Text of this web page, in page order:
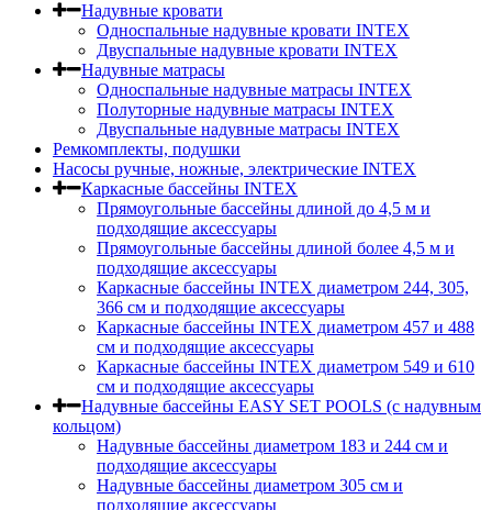
Надувные кровати
Односпальные надувные кровати INTEX
Двуспальные надувные кровати INTEX
Надувные матрасы
Односпальные надувные матрасы INTEX
Полуторные надувные матрасы INTEX
Двуспальные надувные матрасы INTEX
Ремкомплекты, подушки
Насосы ручные, ножные, электрические INTEX
Каркасные бассейны INTEX
Прямоугольные бассейны длиной до 4,5 м и
подходящие аксессуары
Прямоугольные бассейны длиной более 4,5 м и
подходящие аксессуары
Каркасные бассейны INTEX диаметром 244, 305,
366 см и подходящие аксессуары
Каркасные бассейны INTEX диаметром 457 и 488
cм и подходящие аксессуары
Каркасные бассейны INTEX диаметром 549 и 610
см и подходящие аксессуары
Надувные бассейны EASY SET POOLS (с надувным
кольцом)
Надувные бассейны диаметром 183 и 244 см и
подходящие аксессуары
Надувные бассейны диаметром 305 см и
подходящие аксессуары